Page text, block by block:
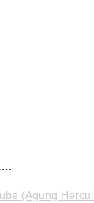
(Agung